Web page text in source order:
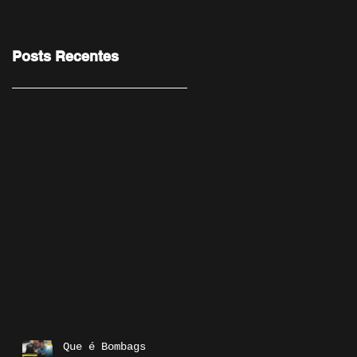
Posts Recentes
Que é Bombags